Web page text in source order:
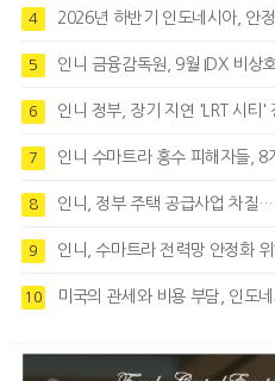
4 2026년 하반기 인도네시아, 안
5 인니 금융감독원, 9월 IDX 비상호
6 인니 정부, 장기 지연 'LRT 시티'
7 인니 수마트라 홍수 피해자들, 8개
8 인니, 정부 주택 공급사업 차질
9 인니, 수마트라 전력망 안정화
10 미국의 관세와 비용 부담, 인도